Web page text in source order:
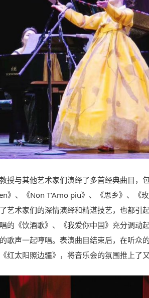
授与其他艺术家们演绎了多首经典曲目，
》、《Non T'Amo piu》、《思乡》、《
艺术家们的深情演绎和精湛技艺，也都引
的《饮酒歌》、《我爱你中国》充分调动
歌声一起哼唱。表演曲目结束后，在听众
红太阳照边疆》，将音乐会的氛围推上了